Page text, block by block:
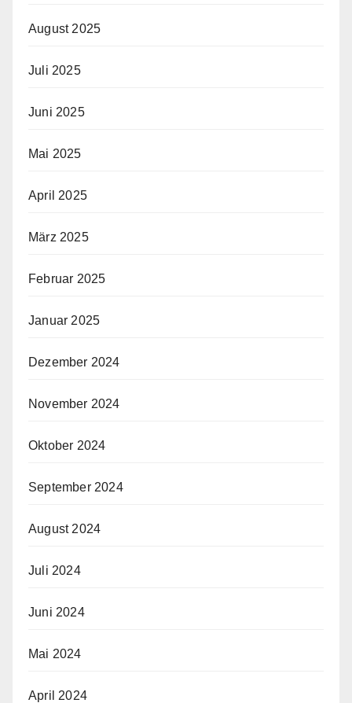
August 2025
Juli 2025
Juni 2025
Mai 2025
April 2025
März 2025
Februar 2025
Januar 2025
Dezember 2024
November 2024
Oktober 2024
September 2024
August 2024
Juli 2024
Juni 2024
Mai 2024
April 2024